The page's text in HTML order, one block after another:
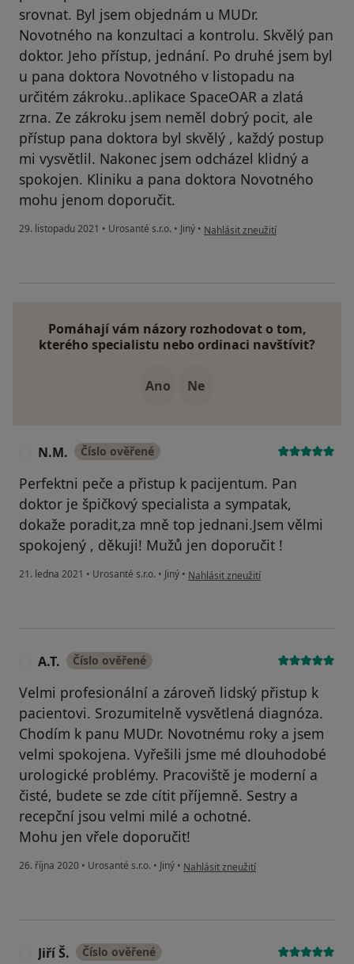
srovnat. Byl jsem objednám u MUDr.
Novotného na konzultaci a kontrolu. Skvělý pan
doktor. Jeho přístup, jednání. Po druhé jsem byl
u pana doktora Novotného v listopadu na
určitém zákroku..aplikace SpaceOAR a zlatá
zrna. Ze zákroku jsem neměl dobrý pocit, ale
přístup pana doktora byl skvělý , každý postup
mi vysvětlil. Nakonec jsem odcházel klidný a
spokojen. Kliniku a pana doktora Novotného
mohu jenom doporučit.
29. listopadu 2021 • Urosanté s.r.o. • Jiný • podle názoru uživatele Jiří
Nahlásit zneužití
Pomáhají vám názory rozhodovat o tom,
kterého specialistu nebo ordinaci navštívit?
Ano Ne
N.M. Číslo ověřené
Perfektni peče a přistup k pacijentum. Pan
doktor je špičkový specialista a sympatak,
dokaže poradit,za mně top jednani.Jsem vělmi
spokojený , děkuji! Mužů jen doporučit !
21. ledna 2021 • Urosanté s.r.o. • Jiný • podle názoru uživatele N.M.
Nahlásit zneužití
A.T. Číslo ověřené
Velmi profesionální a zároveň lidský přistup k
pacientovi. Srozumitelně vysvětlená diagnóza.
Chodím k panu MUDr. Novotnému roky a jsem
velmi spokojena. Vyřešili jsme mé dlouhodobé
urologické problémy. Pracoviště je moderní a
čisté, budete se zde cítit příjemně. Sestry a
recepční jsou velmi milé a ochotné.
Mohu jen vřele doporučit!
26. října 2020 • Urosanté s.r.o. • Jiný • podle názoru uživatele A.T.
Nahlásit zneužití
Jiří Š. Číslo ověřené